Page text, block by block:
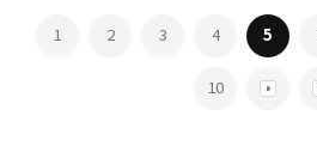
1 2 3 4 5
10